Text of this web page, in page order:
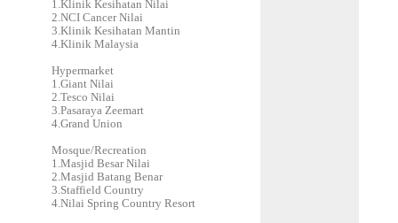
1.Klinik Kesihatan Nilai
2.NCI Cancer Nilai
3.Klinik Kesihatan Mantin
4.Klinik Malaysia
Hypermarket
1.Giant Nilai
2.Tesco Nilai
3.Pasaraya Zeemart
4.Grand Union
Mosque/Recreation
1.Masjid Besar Nilai
2.Masjid Batang Benar
3.Staffield Country
4.Nilai Spring Country Resort